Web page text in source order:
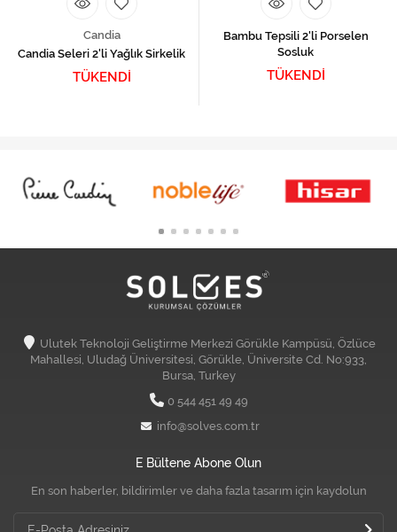
Candia
Candia Seleri 2'li Yağlık Sirkelik
TÜKENDİ
Bambu Tepsili 2'li Porselen
Sosluk
TÜKENDİ
Ulutek Teknoloji Geliştirme Merkezi Görükle Kampüsü, Özlüce
Mahallesi, Uludağ Üniversitesi, Görükle, Üniversite Cd. No:933,
Bursa, Turkey
0 544 451 49 49
info@solves.com.tr
E Bültene Abone Olun
En son haberler, bildirimler ve daha fazla tasarım için kaydolun